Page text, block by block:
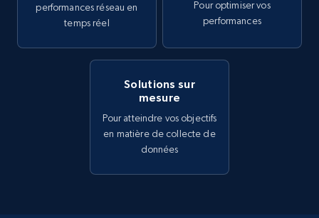
performances réseau en
temps réel
Pour optimiser vos
performances
Solutions sur
mesure
Pour atteindre vos objectifs
en matière de collecte de
données